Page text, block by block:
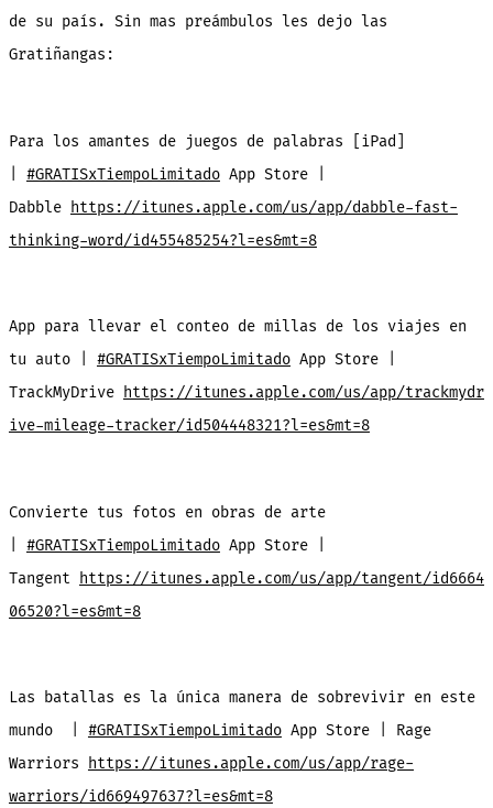
de su país. Sin mas preámbulos les dejo las
Gratiñangas:
Para los amantes de juegos de palabras [iPad]
#GRATISxTiempoLimitadoApp Store |
Dabble https://itunes.apple.com/us/app/dabble-fast-
thinking-word/id455485254?l=es&mt=8
App para llevar el conteo de millas de los viajes en
tu auto | #GRATISxTiempoLimitadoApp Store |
TrackMyDrive https://itunes.apple.com/us/app/trackmydr
ive-mileage-tracker/id504448321?l=es&mt=8
Convierte tus fotos en obras de arte
#GRATISxTiempoLimitadoApp Store |
Tangent
https://itunes.apple.com/us/app/tangent/id6664
06520?l=es&mt=8
Las batallas es la única manera de sobrevivir en este
mundo| #GRATISxTiempoLimitadoApp Store | Rage
Warriors
https://itunes.apple.com/us/app/rage-
warriors/id669497637?l=es&mt=8